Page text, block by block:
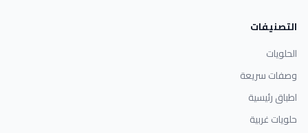
التصنيفات
الحلويات
وصفات سريعة
اطباق رئيسية
حلويات غربية